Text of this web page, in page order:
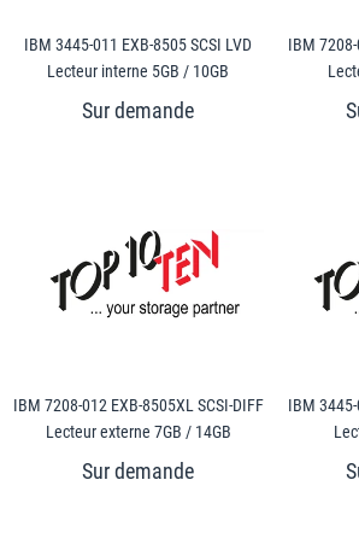
IBM 3445-011 EXB-8505 SCSI LVD
Lecteur interne 5GB / 10GB
IBM 7208-
IBM 7208-012 EXB-8505XL SCSI-DIFF
Lecteur externe 7GB / 14GB
IBM 3445-